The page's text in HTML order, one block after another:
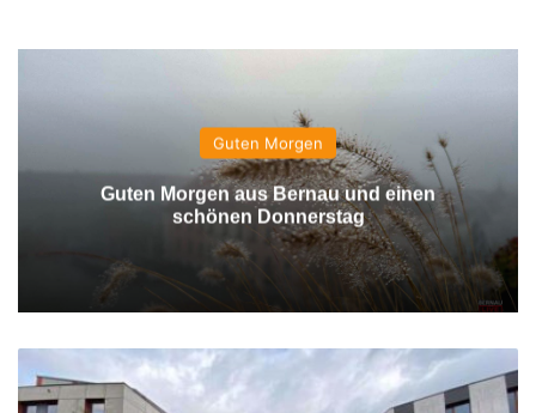
Guten Morgen
Guten Morgen aus Bernau und einen
schönen Donnerstag